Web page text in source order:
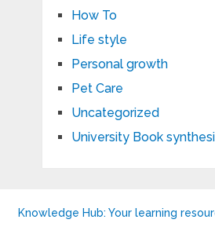
How To
Life style
Personal growth
Pet Care
Uncategorized
University Book
Knowledge Hub: Your learning